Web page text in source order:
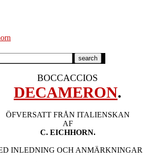
BOCCACCIOS
DECAMERON.
ÖFVERSATT FRÅN ITALIENSKAN
AF
C. EICHHORN.
INLEDNING OCH